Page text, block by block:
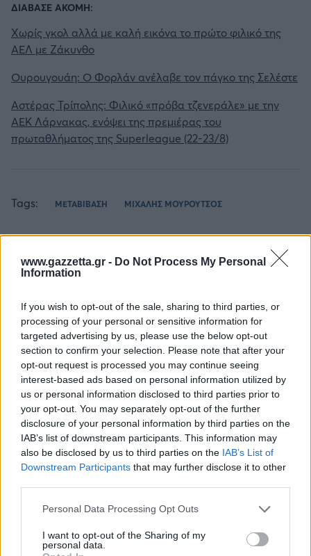
www.gazzetta.gr - Do Not Process My Personal
Information
If you wish to opt-out of the sale, sharing to third parties, or
processing of your personal or sensitive information for
targeted advertising by us, please use the below opt-out
section to confirm your selection. Please note that after your
opt-out request is processed you may continue seeing
interest-based ads based on personal information utilized by
us or personal information disclosed to third parties prior to
your opt-out. You may separately opt-out of the further
disclosure of your personal information by third parties on the
IAB’s list of downstream participants. This information may
also be disclosed by us to third parties on the IAB’s List of
Downstream Participants that may further disclose it to other
Please note that this website/app uses one or more Google
not limited to your visit or usage behaviour. You may click to
grant or deny consent to Google and its third-party tags to
Personal Data Processing Opt Outs
I want to opt-out of the Sharing of my
personal data.
ΔΙΑΒΑΣΕ ΑΚΟΜΗ:
Χωρίς γκολ αλλά με καλή εικόνα το πρώτο φιλικό της
ΑΕΛ με Ζάκυνθο
Ουρουγουάη: Ο Φορλάν ανέλαβε τον πάγκο της Σελέστε
Αστέρας Τρίπολης: Φιλικό «πρόβα τζενεράλε» με την
ΑΕΚ Λάρνακας, ενόψει της πρεμιέρας του
πρωταθλήματος της Superleague (22-23/8)
Tags: ΜΕΤΑΒΙΒΑΣΗ ΜΙΧΑΛΗΣ ΜΟΥΡΟΥΤΣΟΣ
Για να προσθέσεις το σχόλιο
σου πρέπει να συνδεθείς
στο my gazzetta!
Εγγραφή Σύνδεση
Συνδέσου και κάνε το πρώτο σχόλιο...